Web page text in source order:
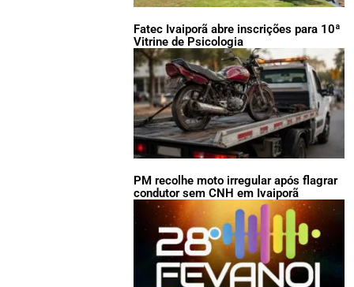
Fatec Ivaiporã abre inscrições para 10ª
Vitrine de Psicologia
PM recolhe moto irregular após flagrar
condutor sem CNH em Ivaiporã